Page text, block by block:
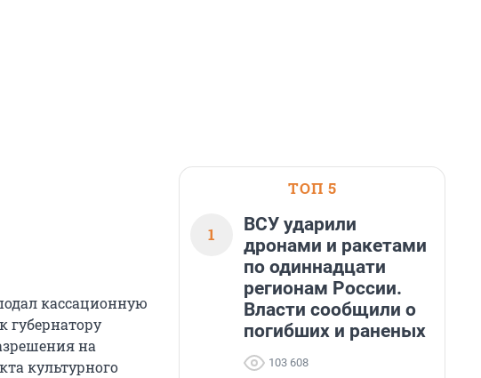
кассационную
губернатору
на
культурного
ТОП 5
1
ВСУ ударили
дронами и ракетами
по одиннадцати
регионам России.
Власти сообщили о
погибших и раненых
103 608